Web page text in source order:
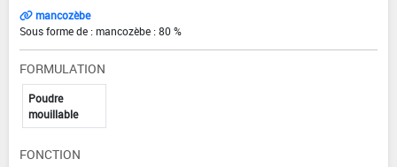
mancozèbe
Sous forme de : mancozèbe : 80 %
FORMULATION
Poudre
mouillable
FONCTION